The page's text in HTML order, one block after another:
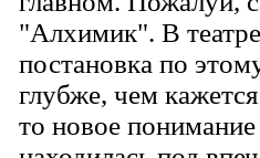
"Алхимик". В
постановка по
глубже, чем
то новое